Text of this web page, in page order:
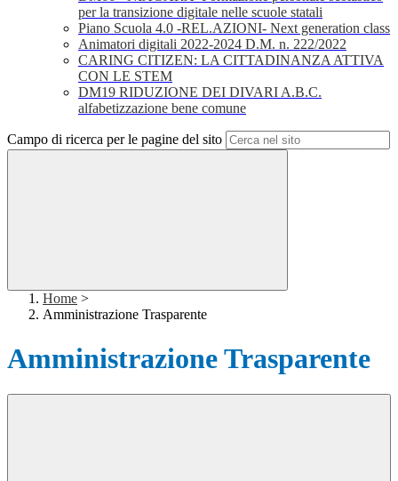
per la transizione digitale nelle scuole statali
Piano Scuola 4.0 -REL.AZIONI- Next generation class
Animatori digitali 2022-2024 D.M. n. 222/2022
CARING CITIZEN: LA CITTADINANZA ATTIVA
CON LE STEM
DM19 RIDUZIONE DEI DIVARI A.B.C.
alfabetizzazione bene comune
Campo di ricerca per le pagine del sito
Home >
Amministrazione Trasparente
Amministrazione Trasparente